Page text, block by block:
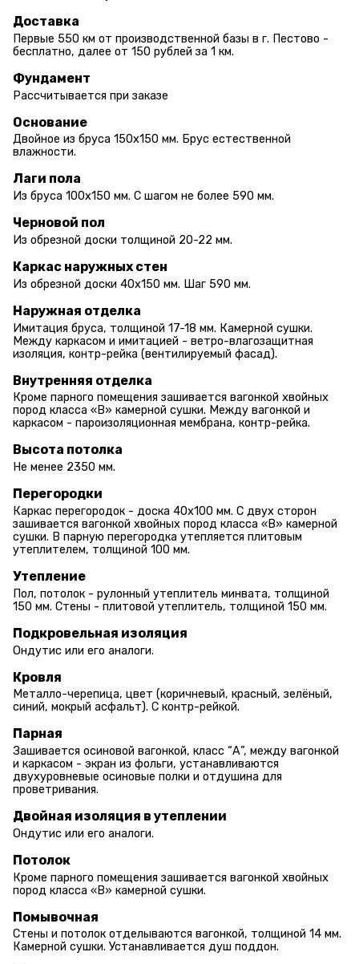
Доставка
Первые 550 км от производственной базы в г. Пестово -
бесплатно, далее от 150 рублей за 1 км.
Фундамент
Рассчитывается при заказе
Основание
Двойное из бруса 150х150 мм. Брус естественной
влажности.
Лаги пола
Из бруса 100х150 мм. С шагом не более 590 мм.
Черновой пол
Из обрезной доски толщиной 20-22 мм.
Каркас наружных стен
Из обрезной доски 40х150 мм. Шаг 590 мм.
Наружная отделка
Имитация бруса, толщиной 17-18 мм. Камерной сушки.
Между каркасом и имитацией - ветро-влагозащитная
изоляция, контр-рейка (вентилируемый фасад).
Внутренняя отделка
Кроме парного помещения зашивается вагонкой хвойных
пород класса «В» камерной сушки. Между вагонкой и
каркасом - пароизоляционная мембрана, контр-рейка.
Высота потолка
Не менее 2350 мм.
Перегородки
Каркас перегородок - доска 40х100 мм. С двух сторон
зашивается вагонкой хвойных пород класса «В» камерной
сушки. В парную перегородка утепляется плитовым
утеплителем, толщиной 100 мм.
Утепление
Пол, потолок - рулонный утеплитель минвата, толщиной
150 мм. Стены - плитовой утеплитель, толщиной 150 мм.
Подкровельная изоляция
Ондутис или его аналоги.
Кровля
Металло-черепица, цвет (коричневый, красный, зелёный,
синий, мокрый асфальт). С контр-рейкой.
Парная
Зашивается осиновой вагонкой, класс “А”, между вагонкой
и каркасом - экран из фольги, устанавливаются
двухуровневые осиновые полки и отдушина для
проветривания.
Двойная изоляция в утеплении
Ондутис или его аналоги.
Потолок
Кроме парного помещения зашивается вагонкой хвойных
пород класса «В» камерной сушки.
Помывочная
Стены и потолок отделываются вагонкой, толщиной 14 мм.
Камерной сушки. Устанавливается душ поддон.